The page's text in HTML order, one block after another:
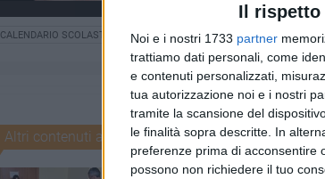
Il rispetto
Noi e i nostri 1733 partner
trattiamo dati personali, come
e contenuti personalizzati,
tua autorizzazione noi e i nostri
tramite la scansione del
le finalità sopra descritte. In
preferenze prima di acconsentire
possono non richiedere il tuo
CALENDARIO SCOLASTICO SCUOLE SUPERIORI CALENDARIO
Altri contenuti a tema